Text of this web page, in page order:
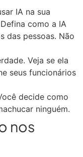
IA na sua
como a IA
das pessoas. Não
Veja se ela
seus funcionários
decide como
ninguém.
nos